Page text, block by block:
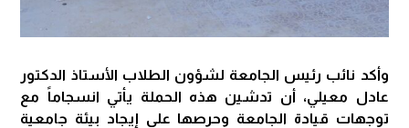
وأكد نائب رئيس الجامعة لشؤون الطلاب الأستاذ الدكتور
عادل معيلي، أن تدشين هذه الحملة يأتي انسجاماً مع
توجهات قيادة الجامعة وحرصها على إيجاد بيئة جامعية